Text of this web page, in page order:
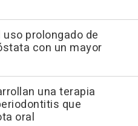
prolongado de
con un mayor
una terapia
que
oral